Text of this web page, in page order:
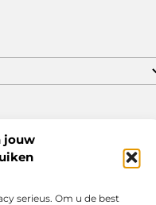
jouw
serieus. Om u de best
(EU)